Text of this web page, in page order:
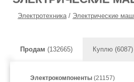
Электротехника/ Электрические
Продам (132665) Куплю (6087)
Электрокомпоненты (21157)